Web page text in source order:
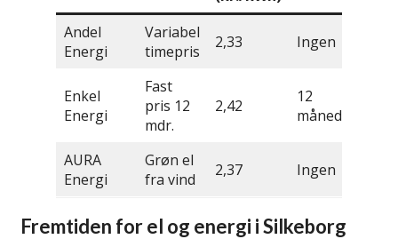
Andel
Energi
Variabel
timepris
2,33 Ingen
Enkel
Energi
Fast
pris 12
mdr.
2,42
12
måneder
AURA
Energi
Grøn el
fra vind
2,37 Ingen
Fremtiden for el og energi i Silkeborg